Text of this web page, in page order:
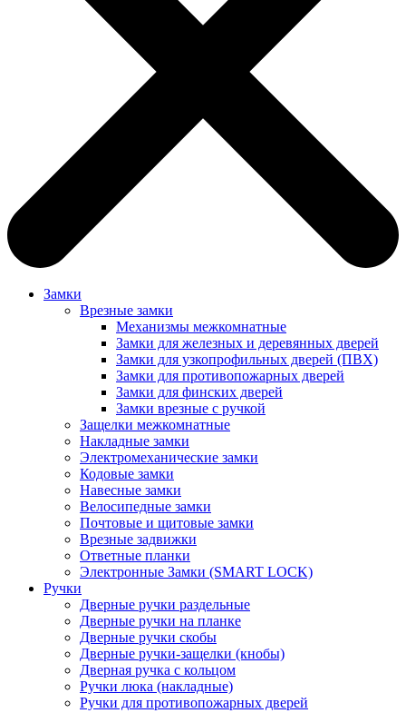
Замки
Врезные замки
Механизмы межкомнатные
Замки для железных и деревянных дверей
Замки для узкопрофильных дверей (ПВХ)
Замки для противопожарных дверей
Замки для финских дверей
Замки врезные с ручкой
Защелки межкомнатные
Накладные замки
Электромеханические замки
Кодовые замки
Навесные замки
Велосипедные замки
Почтовые и щитовые замки
Врезные задвижки
Ответные планки
Электронные Замки (SMART LOCK)
Ручки
Дверные ручки раздельные
Дверные ручки на планке
Дверные ручки скобы
Дверные ручки-защелки (кнобы)
Дверная ручка с кольцом
Ручки люка (накладные)
Ручки для противопожарных дверей